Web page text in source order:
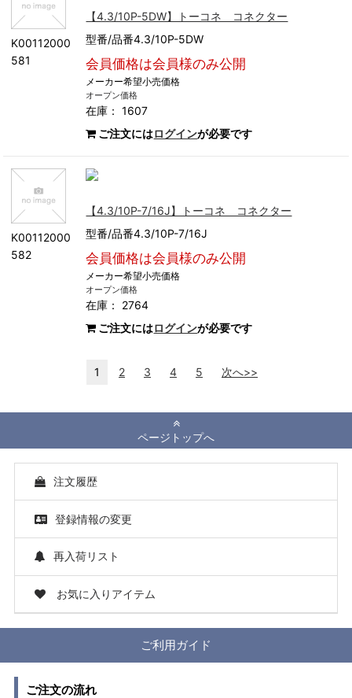
K00112000
581
【4.3/10P-5DW】トーコネ コネクター
型番/品番4.3/10P-5DW
会員価格は会員様のみ公開
メーカー希望小売価格
オープン価格
在庫： 1607
ご注文にはログインが必要です
K00112000
582
【4.3/10P-7/16J】トーコネ コネクター
型番/品番4.3/10P-7/16J
会員価格は会員様のみ公開
メーカー希望小売価格
オープン価格
在庫： 2764
ご注文にはログインが必要です
1 2 3 4 5 次へ>>
ページトップへ
注文履歴
登録情報の変更
再入荷リスト
お気に入りアイテム
ご利用ガイド
ご注文の流れ